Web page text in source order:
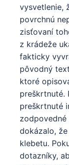
vysvetlenie,
povrchnú
zisťovaní
z krádeže
fakticky
pôvodný
ktoré
preškrtnuté.
preškrtnuté
zodpovedné
dokázalo,
klebetu.
dotazníky,